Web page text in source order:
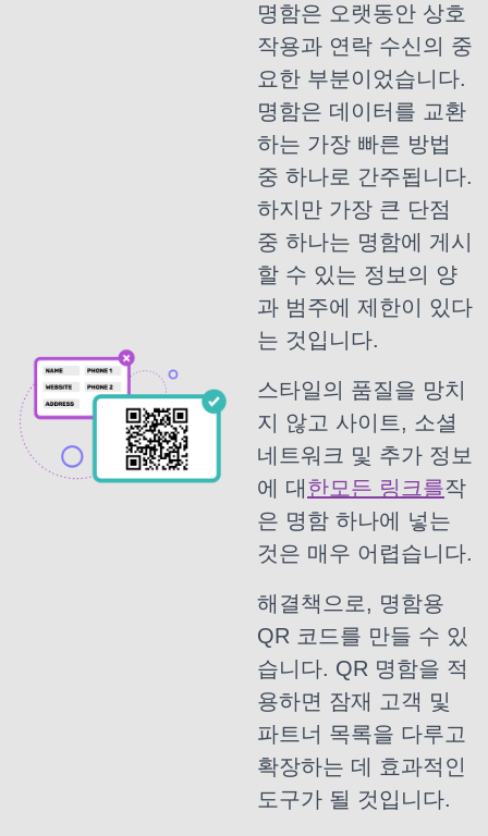
명함은 오랫동안 상호
작용과 연락 수신의 중
요한 부분이었습니다.
명함은 데이터를 교환
하는 가장 빠른 방법
중 하나로 간주됩니다.
하지만 가장 큰 단점
중 하나는 명함에 게시
할 수 있는 정보의 양
과 범주에 제한이 있다
는 것입니다.
스타일의 품질을 망치
지 않고 사이트, 소셜
네트워크 및 추가 정보
에 대 한모든 링크를작
은 명함 하나에 넣는
것은 매우 어렵습니다.
해결책으로, 명함용
QR 코드를 만들 수 있
습니다. QR 명함을 적
용하면 잠재 고객 및
파트너 목록을 다루고
확장하는 데 효과적인
도구가 될 것입니다.